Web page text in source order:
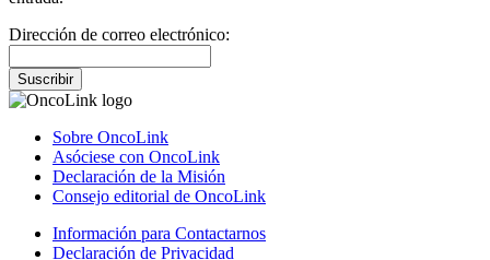
Dirección de correo electrónico:
Suscribir
Sobre OncoLink
Asóciese con OncoLink
Declaración de la Misión
Consejo editorial de OncoLink
Información para Contactarnos
Declaración de Privacidad